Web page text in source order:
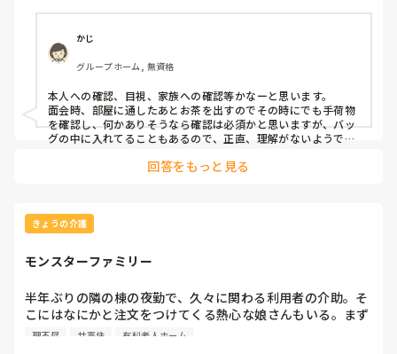
捕まり立ちや、座る動作と同じなのでリハの評価に繋がるか
点数も取れるでしょうし、声かけしてリハ中のトイレ誘導が良
いのではないでしょうか？
オムツ交換はサ高住なら身体扱いではないんですかね？それな
ら人員は確保されているはずですので、トイレ誘導をする方が
効率的なのではないですかね？
私も今担当してるグループは初めての事もあり、他の職員に
も聞きましたがよくあるみたいです💦
ただ、他のご利用者の方に譲渡する可能性が預かりました。
その時はバナナでしたが。
どうしたら、リスクというか、対応策ありますでしょうか😅
かじ
グループホーム, 無資格
本人への確認、目視、家族への確認等かなーと思います。
面会時、部屋に通したあとお茶を出すのでその時にでも手荷物
を確認し、何かありそうなら確認は必須かと思いますが、バッ
グの中に入れてることもあるので、正直、理解がないようであ
うであれば面会の禁止等を武器にするのもひとつの手かと、勝
回答をもっと見る
きょうの介護
モンスターファミリー
半年ぶりの隣の棟の夜勤で、久々に関わる利用者の介助。そ
こにはなにかと注文をつけてくる熱心な娘さんもいる。まず
は点眼し、声掛けで起きてもらい、端座位になると、娘さん
理不尽 サ高住 有料老人ホーム